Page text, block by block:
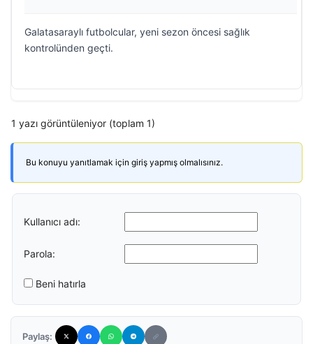
Galatasaraylı futbolcular, yeni sezon öncesi sağlık
kontrolünden geçti.
1 yazı görüntüleniyor (toplam 1)
Bu konuyu yanıtlamak için giriş yapmış olmalısınız.
Kullanıcı adı:
Parola:
Beni hatırla
Paylaş: